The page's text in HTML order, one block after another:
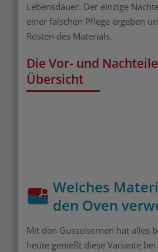
Lebensdauer. Der einzige
einer falschen Pflege ergeben
Rosten des Materials.
Die Vor- und
Übersicht
Welches
den Oven
Mit den Gusseisernen hat alles
heute genießt diese Variante